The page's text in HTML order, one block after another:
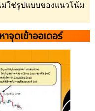
ใช่รูปแบบของแนวโน้ม
จุดเข้าออเดอร์